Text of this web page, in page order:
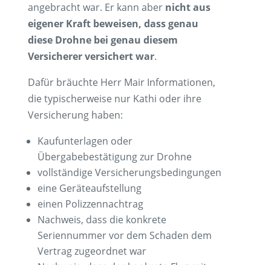
angebracht war. Er kann aber nicht aus
eigener Kraft beweisen, dass genau
diese Drohne bei genau diesem
Versicherer versichert war.
Dafür bräuchte Herr Mair Informationen,
die typischerweise nur Kathi oder ihre
Versicherung haben:
Kaufunterlagen oder
Übergabebestätigung zur Drohne
vollständige Versicherungsbedingungen
eine Geräteaufstellung
einen Polizzennachtrag
Nachweis, dass die konkrete
Seriennummer vor dem Schaden dem
Vertrag zugeordnet war